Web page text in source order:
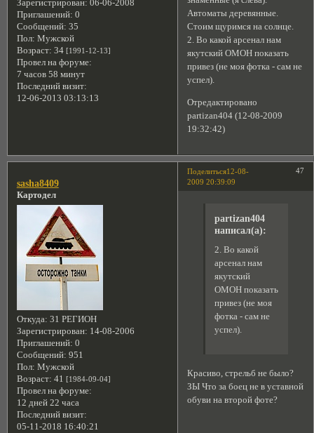
Зарегистрирован: 06-06-2008
Приглашений: 0
Сообщений: 35
Пол: Мужской
Возраст: 34 [1991-12-13]
Провел на форуме:
7 часов 58 минут
Последний визит:
12-06-2013 03:13:13
Автоматы деревянные.
Стоим щуримся на солнце.
2. Во какой арсенал нам
якутский ОМОН показать
привез (не моя фотка - сам не
успел).
Отредактировано
partizan404 (12-08-2009
19:32:42)
Поделиться 47
12-08-
2009 20:39:09
sasha8409
Картодел
Откуда: 31 РЕГИОН
Зарегистрирован: 14-08-2006
Приглашений: 0
Сообщений: 951
Пол: Мужской
Возраст: 41 [1984-09-04]
Провел на форуме:
12 дней 22 часа
Последний визит:
05-11-2018 16:40:21
partizan404
написал(а):
2. Во какой
арсенал нам
якутский
ОМОН показать
привез (не моя
фотка - сам не
успел).
Красиво, стрельб не было?
ЗЫ Что за боец не в уставной
обуви на второй фоте?